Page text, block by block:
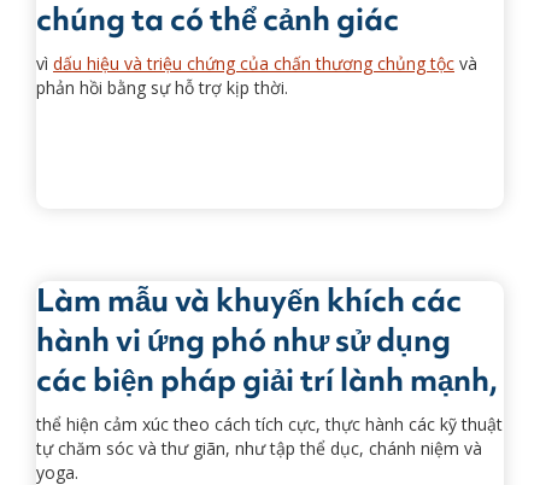
chúng ta có thể cảnh giác
vì dấu hiệu và triệu chứng của chấn thương chủng tộc và
phản hồi bằng sự hỗ trợ kịp thời.
Làm mẫu và khuyến khích các
hành vi ứng phó như sử dụng
các biện pháp giải trí lành mạnh,
thể hiện cảm xúc theo cách tích cực, thực hành các kỹ thuật
tự chăm sóc và thư giãn, như tập thể dục, chánh niệm và
yoga.